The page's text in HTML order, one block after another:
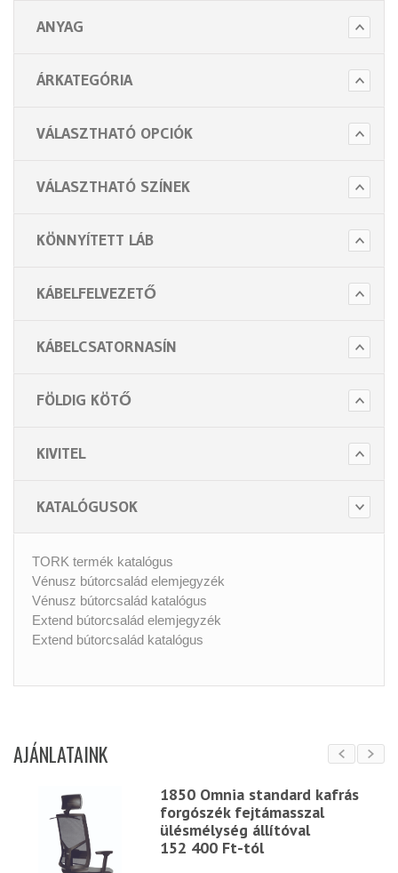
ANYAG
ÁRKATEGÓRIA
VÁLASZTHATÓ OPCIÓK
VÁLASZTHATÓ SZÍNEK
KÖNNYÍTETT LÁB
KÁBELFELVEZETŐ
KÁBELCSATORNASÍN
FÖLDIG KÖTŐ
KIVITEL
KATALÓGUSOK
TORK termék katalógus
Vénusz bútorcsalád elemjegyzék
Vénusz bútorcsalád katalógus
Extend bútorcsalád elemjegyzék
Extend bútorcsalád katalógus
AJÁNLATAINK
1850 Omnia standard kafrás
forgószék fejtámasszal
ülésmélység állítóval
152 400 Ft-tól